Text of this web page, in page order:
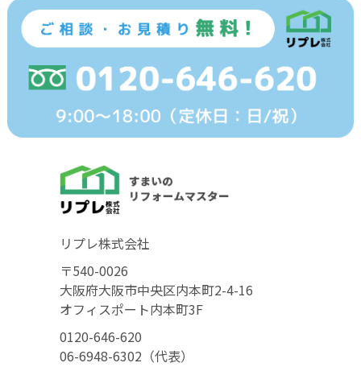
リプレ株式会社
〒540-0026
大阪府大阪市中央区内本町2-4-16
オフィスポート内本町3F
0120-646-620
06-6948-6302（代表）